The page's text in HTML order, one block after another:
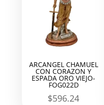
ARCANGEL CHAMUEL
CON CORAZON Y
ESPADA ORO VIEJO-
FOG022D
$596.24